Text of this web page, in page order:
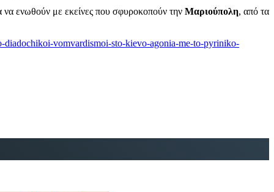
να ενωθούν με εκείνες που σφυροκοπούν την Μαριούπολη, από τα
diadochikoi-vomvardismoi-sto-kievo-agonia-me-to-pyriniko-